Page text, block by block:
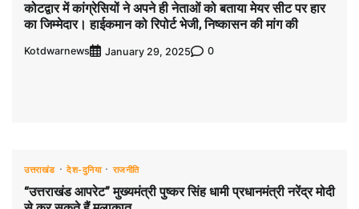
कोटद्वार में कांग्रेसियों ने अपने ही नेताओं को बताया मेयर सीट पर हार
का जिम्मेदार। हाईकमान को रिपोर्ट भेजी, निष्कासन की मांग की
Kotdwarnews January 29, 2025 0
उत्तराखंड देश-दुनिया राजनीति
“उत्तराखंड आपरेट” मुख्यमंत्री पुष्कर सिंह धामी प्रधानमंत्री नरेंद्र मोदी